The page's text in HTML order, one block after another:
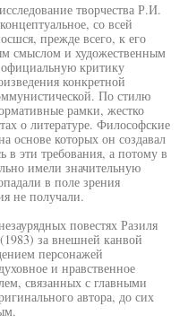
творчества Р.И.
со всей
прежде всего, к его
смыслом и художественным
официальную критику
конкретной
По стилю
рамки, жестко
о литературе. Философские
основе которых он создавал
в эти требования, а потому в
имели значительную
в поле зрения
не получали.
повестях Разиля
за внешней канвой
персонажей
и нравственное
связанных с главными
автора, до сих